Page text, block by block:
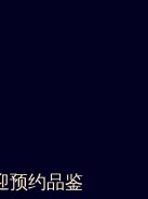
预约品鉴